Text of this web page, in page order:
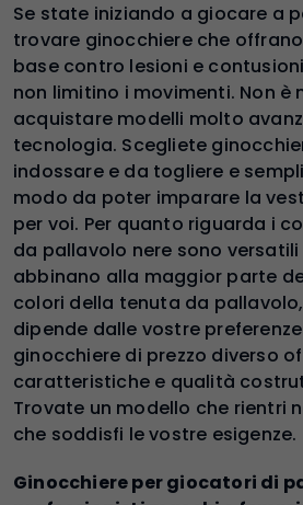
Se state iniziando a giocare a
trovare ginocchiere che
base contro lesioni e
non limitino i movimenti. Non è
acquistare modelli molto
tecnologia. Scegliete
indossare e da togliere e
modo da poter imparare la
per voi. Per quanto riguarda i
da pallavolo nere sono
abbinano alla maggior parte
colori della tenuta da
dipende dalle vostre
ginocchiere di prezzo diverso
caratteristiche e qualità
Trovate un modello che rientri
che soddisfi le vostre esigenze.
Ginocchiere per giocatori di